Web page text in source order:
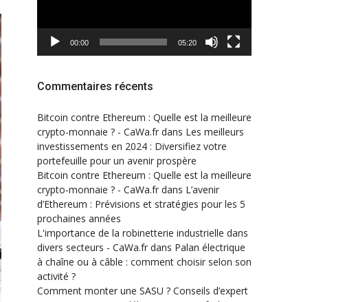
00:00 05:20
Commentaires récents
Bitcoin contre Ethereum : Quelle est la meilleure
crypto-monnaie ? - CaWa.fr dans Les meilleurs
investissements en 2024 : Diversifiez votre
portefeuille pour un avenir prospère
Bitcoin contre Ethereum : Quelle est la meilleure
crypto-monnaie ? - CaWa.fr dans L’avenir
d’Ethereum : Prévisions et stratégies pour les 5
prochaines années
L'importance de la robinetterie industrielle dans
divers secteurs - CaWa.fr dans Palan électrique
à chaîne ou à câble : comment choisir selon son
activité ?
Comment monter une SASU ? Conseils d’expert